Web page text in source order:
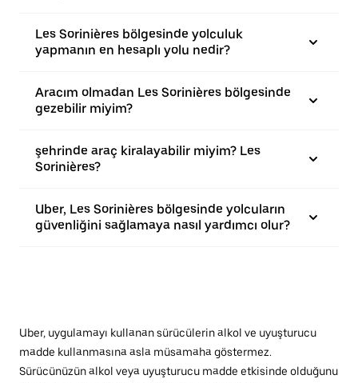
Les Sorinières bölgesinde yolculuk
yapmanın en hesaplı yolu nedir?
Aracım olmadan Les Sorinières bölgesinde
gezebilir miyim?
şehrinde araç kiralayabilir miyim? Les
Sorinières?
Uber, Les Sorinières bölgesinde yolcuların
güvenliğini sağlamaya nasıl yardımcı olur?
Uber, uygulamayı kullanan sürücülerin alkol ve uyuşturucu
madde kullanmasına asla müsamaha göstermez.
Sürücünüzün alkol veya uyuşturucu madde etkisinde olduğunu